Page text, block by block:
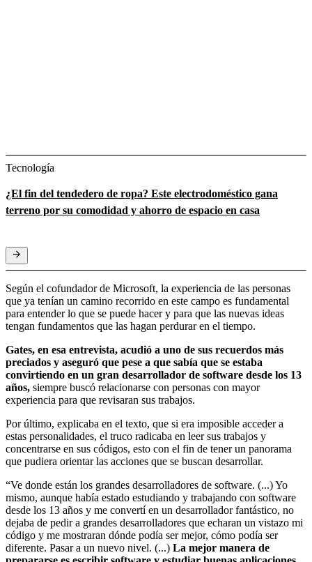
Tecnología
¿El fin del tendedero de ropa? Este electrodoméstico gana
terreno por su comodidad y ahorro de espacio en casa
Según el cofundador de Microsoft, la experiencia de las personas
que ya tenían un camino recorrido en este campo es fundamental
para entender lo que se puede hacer y para que las nuevas ideas
tengan fundamentos que las hagan perdurar en el tiempo.
Gates, en esa entrevista, acudió a uno de sus recuerdos más
preciados y aseguró que pese a que sabía que se estaba
convirtiendo en un gran desarrollador de software desde los 13
años, siempre buscó relacionarse con personas con mayor
experiencia para que revisaran sus trabajos.
Por último, explicaba en el texto, que si era imposible acceder a
estas personalidades, el truco radicaba en leer sus trabajos y
concentrarse en sus códigos, esto con el fin de tener un panorama
que pudiera orientar las acciones que se buscan desarrollar.
“Ve donde están los grandes desarrolladores de software. (...) Yo
mismo, aunque había estado estudiando y trabajando con software
desde los 13 años y me convertí en un desarrollador fantástico, no
dejaba de pedir a grandes desarrolladores que echaran un vistazo mi
código y me mostraran dónde podía ser mejor, cómo podía ser
diferente. Pasar a un nuevo nivel. (...) La mejor manera de